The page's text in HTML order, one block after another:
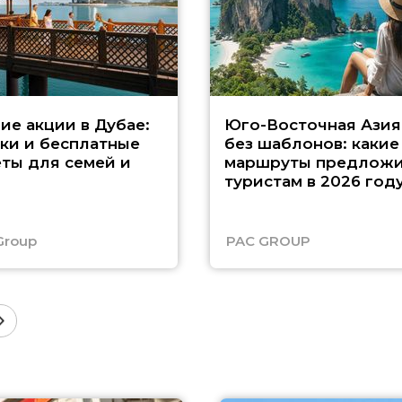
акции в Дубае:
и бесплатные
для семей и
Юго-Восточная Азия
без шаблонов: какие
маршруты
туристам в 2026
PAC GROUP